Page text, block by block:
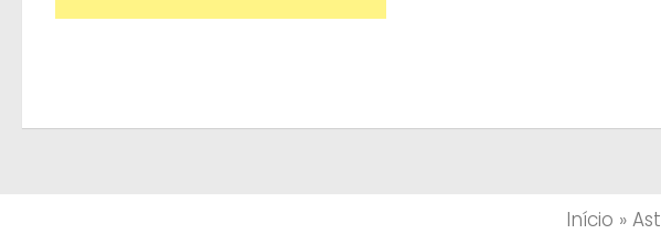
Início »